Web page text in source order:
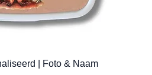
| Foto & Naam